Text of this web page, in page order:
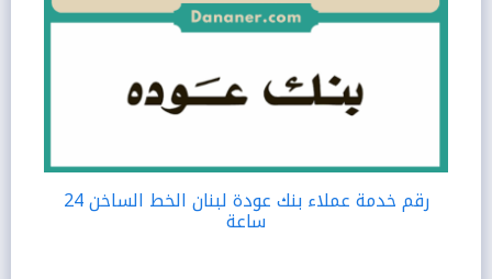
رقم خدمة عملاء بنك عودة لبنان الخط الساخن 24
ساعة